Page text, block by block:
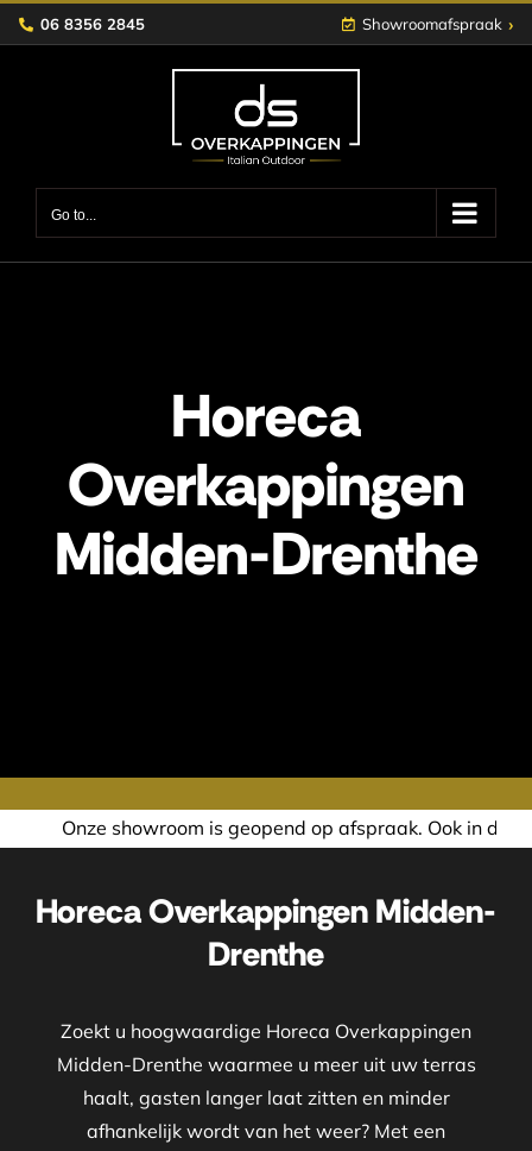
Skip
to
06 8356 2845 Showroomafspraak ›
Go to...
Horeca
Overkappingen
Midden-Drenthe
geopend op afspraak. Ook in de avond of in het weekend
Horeca Overkappingen Midden-
Drenthe
Zoekt u hoogwaardige Horeca Overkappingen
Midden-Drenthe waarmee u meer uit uw terras
haalt, gasten langer laat zitten en minder
afhankelijk wordt van het weer? Met een